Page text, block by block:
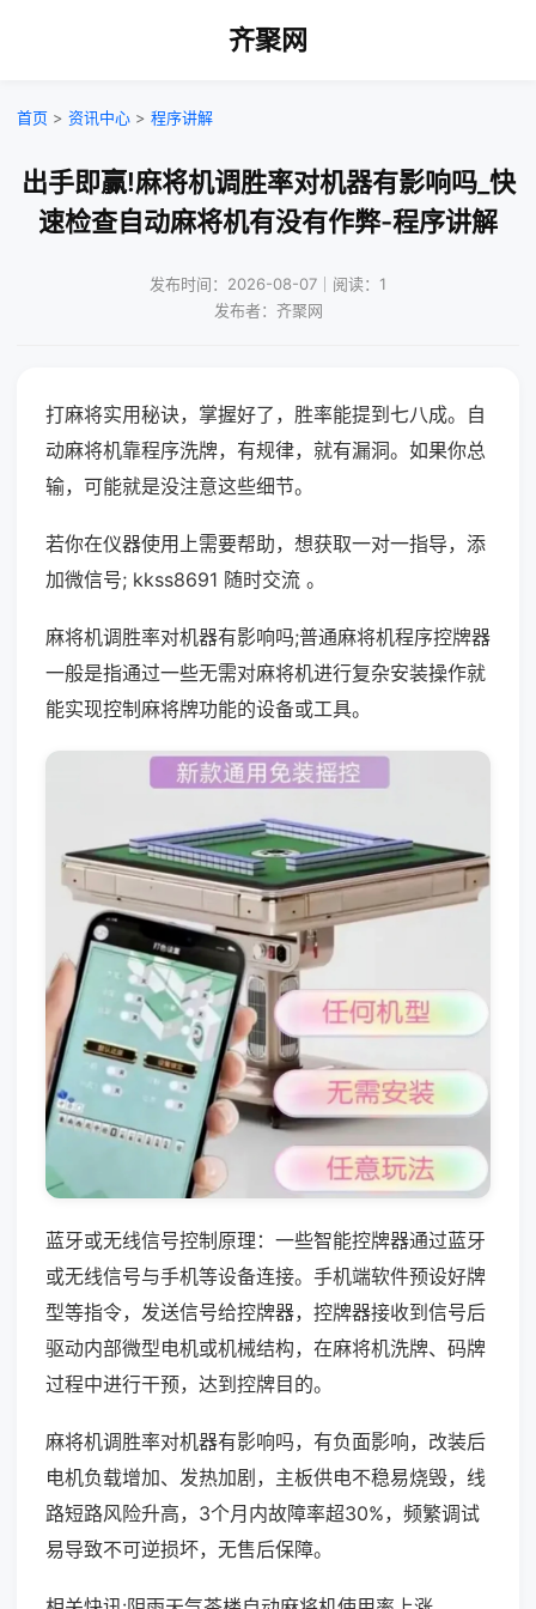
齐聚网
首页 > 资讯中心 > 程序讲解
出手即赢!麻将机调胜率对机器有影响吗_快
速检查自动麻将机有没有作弊-程序讲解
发布时间：2026-08-07｜阅读：1
发布者：齐聚网
打麻将实用秘诀，掌握好了，胜率能提到七八成。自
动麻将机靠程序洗牌，有规律，就有漏洞。如果你总
输，可能就是没注意这些细节。
若你在仪器使用上需要帮助，想获取一对一指导，添
加微信号; kkss8691 随时交流 。
麻将机调胜率对机器有影响吗;普通麻将机程序控牌器
一般是指通过一些无需对麻将机进行复杂安装操作就
能实现控制麻将牌功能的设备或工具。
蓝牙或无线信号控制原理：一些智能控牌器通过蓝牙
或无线信号与手机等设备连接。手机端软件预设好牌
型等指令，发送信号给控牌器，控牌器接收到信号后
驱动内部微型电机或机械结构，在麻将机洗牌、码牌
过程中进行干预，达到控牌目的。
麻将机调胜率对机器有影响吗，有负面影响，改装后
电机负载增加、发热加剧，主板供电不稳易烧毁，线
路短路风险升高，3个月内故障率超30%，频繁调试
易导致不可逆损坏，无售后保障。